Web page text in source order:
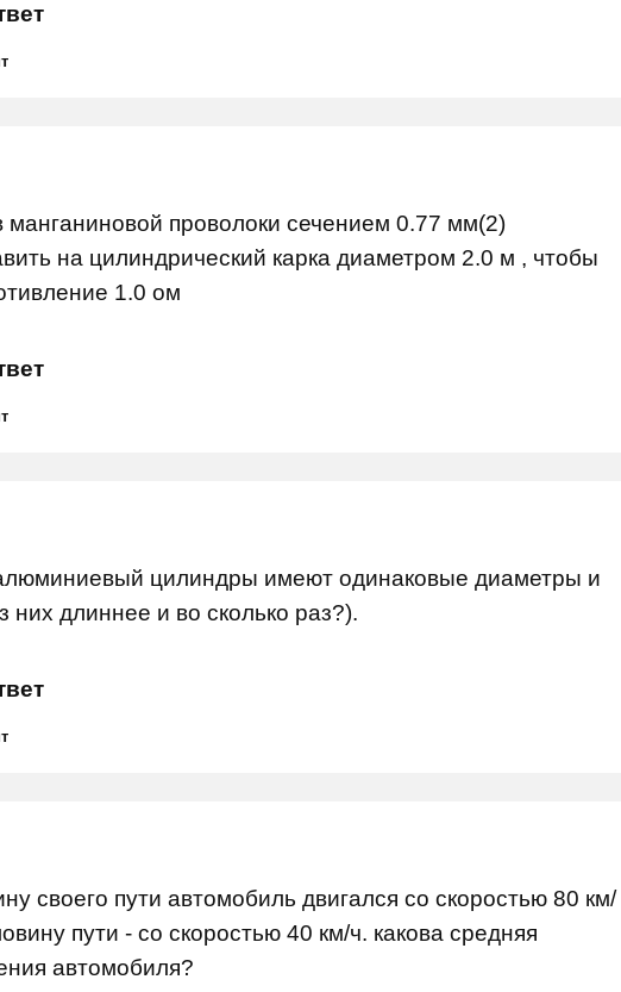
манганиновой проволоки сечением 0.77 мм(2)
на цилиндрический карка диаметром 2.0 м , чтобы
1.0 ом
цилиндры имеют одинаковые диаметры и
них длиннее и во сколько раз?).
своего пути автомобиль двигался со скоростью 80 км/
пути - со скоростью 40 км/ч. какова средняя
автомобиля?